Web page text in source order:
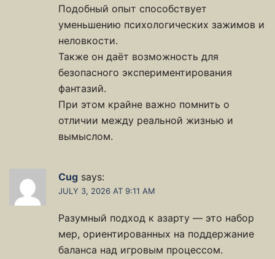
Подобный опыт способствует
уменьшению психологических зажимов и
неловкости.
Также он даёт возможность для
безопасного экспериментирования
фантазий.
При этом крайне важно помнить о
отличии между реальной жизнью и
вымыслом.
Cug says:
JULY 3, 2026 AT 9:11 AM
Разумный подход к азарту — это набор
мер, ориентированных на поддержание
баланса над игровым процессом.